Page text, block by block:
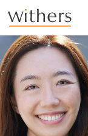
Skip to main content